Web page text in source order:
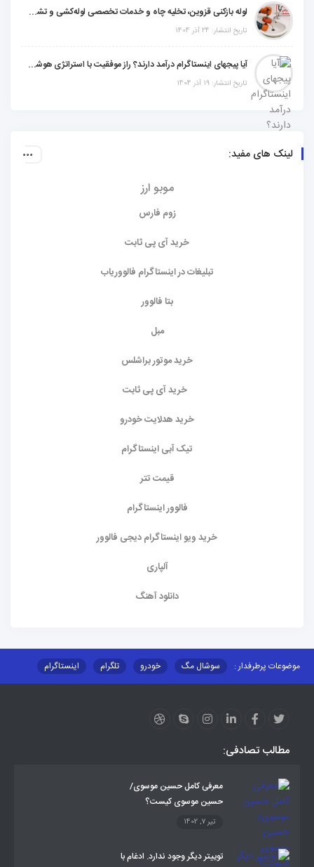
لوله بازکنی قزوین، تخلیه چاه و خدمات تخصصی لوله‌کشی و تشخیص ترکیدگی
تاریخ انتشار: 24 آذر 1404
آیا پیجهای اینستاگرام درآمد دارند؟ راز موفقیت با استراتژی هوشمندانه
تاریخ انتشار: 19 آذر 1404
لینک های مفید:
موبو ارز
زوم فارس
خرید آی پی ثابت
تبلیغات در اینستاگرام فالووریاب
بتا فالوور
مبل
خرید موتور براشلس
خرید آی پی ثابت
خرید هدلایت خودرو
تیک آبی اینستاگرام
قیمت تتر
فالوور اینستاگرام
خرید ویو اینستاگرام دیجی فالوور
آلپاری
دانلود آهنگ
موضوعات پرطرفدار : سوشال مگ خودرو تلگرام
اینستاگرام
مطالب تصادفی:
معرفی کامل حسین موسوی/
حسین موسوی کیست؟
تیر 7, 1402
توییتر دیگر وجود ندارد. ادغام با